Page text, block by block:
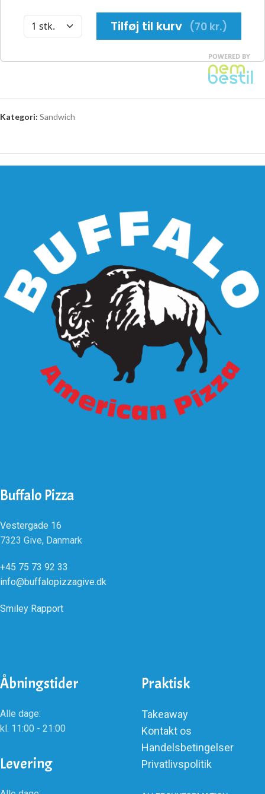
Kategori: Sandwich
Buffalo Pizza
Vestergade 16
7323 Give, Danmark
+45 75 73 92 33
info@buffalopizzagive.dk
Smiley Rapport
Åbningstider
Alle dage:
kl. 11:00 - 21:00
Levering
Praktisk
Takeaway
Kontakt os
Handelsbetingelser
Privatlivspolitik